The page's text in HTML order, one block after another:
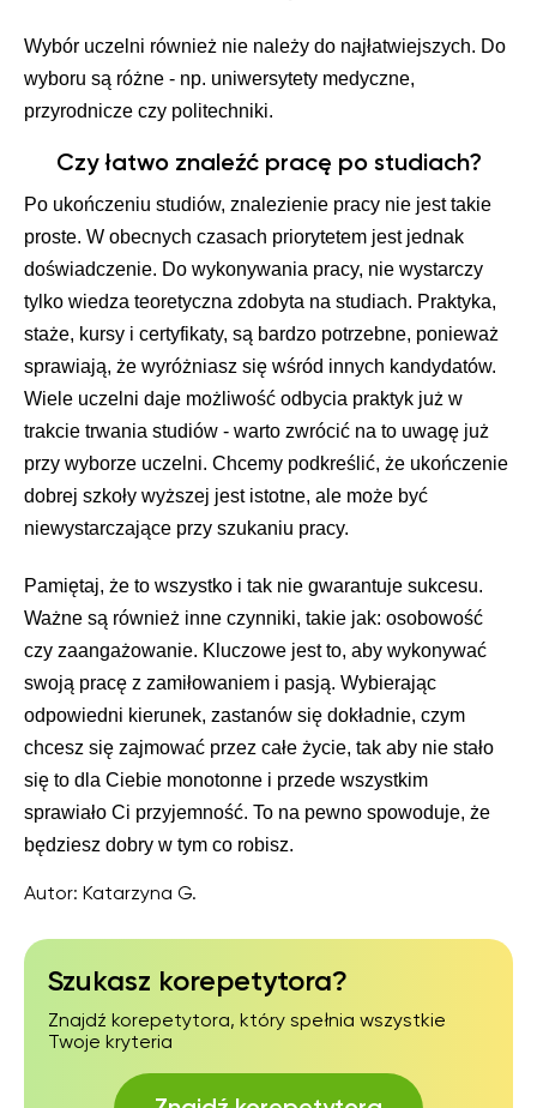
Wybór uczelni również nie należy do najłatwiejszych. Do
wyboru są różne - np. uniwersytety medyczne,
przyrodnicze czy politechniki.
Czy łatwo znaleźć pracę po studiach?
Po ukończeniu studiów, znalezienie pracy nie jest takie
proste. W obecnych czasach priorytetem jest jednak
doświadczenie. Do wykonywania pracy, nie wystarczy
tylko wiedza teoretyczna zdobyta na studiach. Praktyka,
staże, kursy i certyfikaty, są bardzo potrzebne, ponieważ
sprawiają, że wyróżniasz się wśród innych kandydatów.
Wiele uczelni daje możliwość odbycia praktyk już w
trakcie trwania studiów - warto zwrócić na to uwagę już
przy wyborze uczelni. Chcemy podkreślić, że ukończenie
dobrej szkoły wyższej jest istotne, ale może być
niewystarczające przy szukaniu pracy.
Pamiętaj, że to wszystko i tak nie gwarantuje sukcesu.
Ważne są również inne czynniki, takie jak: osobowość
czy zaangażowanie. Kluczowe jest to, aby wykonywać
swoją pracę z zamiłowaniem i pasją. Wybierając
odpowiedni kierunek, zastanów się dokładnie, czym
chcesz się zajmować przez całe życie, tak aby nie stało
się to dla Ciebie monotonne i przede wszystkim
sprawiało Ci przyjemność. To na pewno spowoduje, że
będziesz dobry w tym co robisz.
Autor: Katarzyna G.
Szukasz korepetytora?
Znajdź korepetytora, który spełnia wszystkie
Twoje kryteria